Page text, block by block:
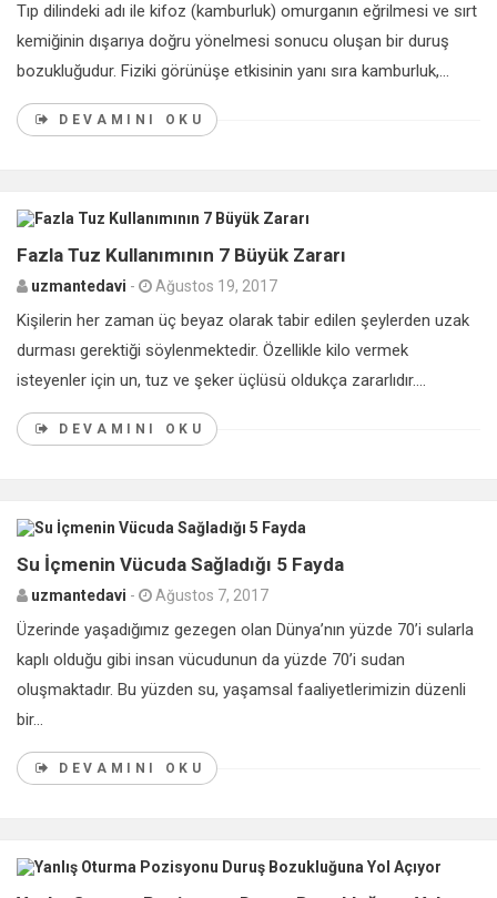
Tıp dilindeki adı ile kifoz (kamburluk) omurganın eğrilmesi ve sırt
kemiğinin dışarıya doğru yönelmesi sonucu oluşan bir duruş
bozukluğudur. Fiziki görünüşe etkisinin yanı sıra kamburluk,...
DEVAMINI OKU
Fazla Tuz Kullanımının 7 Büyük Zararı
uzmantedavi - Ağustos 19, 2017
Kişilerin her zaman üç beyaz olarak tabir edilen şeylerden uzak
durması gerektiği söylenmektedir. Özellikle kilo vermek
isteyenler için un, tuz ve şeker üçlüsü oldukça zararlıdır....
DEVAMINI OKU
Su İçmenin Vücuda Sağladığı 5 Fayda
uzmantedavi - Ağustos 7, 2017
Üzerinde yaşadığımız gezegen olan Dünya’nın yüzde 70’i sularla
kaplı olduğu gibi insan vücudunun da yüzde 70’i sudan
oluşmaktadır. Bu yüzden su, yaşamsal faaliyetlerimizin düzenli
bir...
DEVAMINI OKU